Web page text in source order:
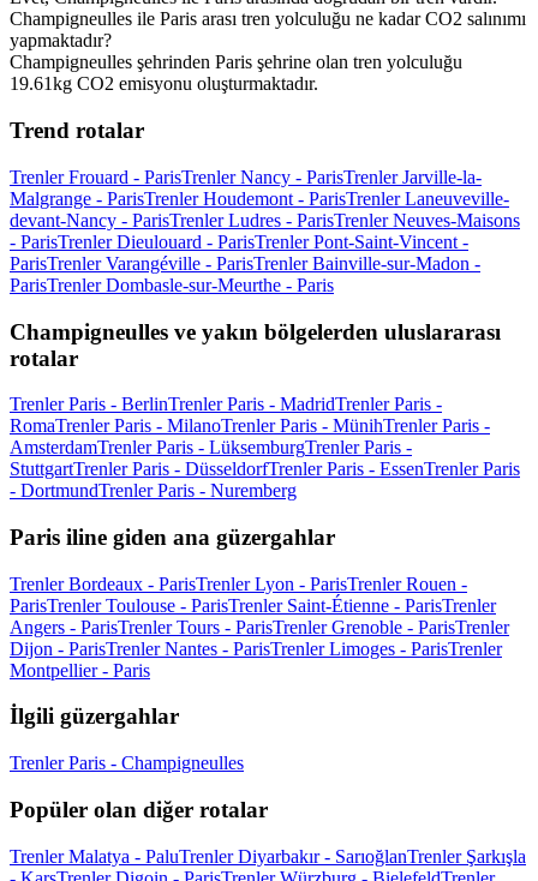
Champigneulles ile Paris arası tren yolculuğu ne kadar CO2 salınımı
yapmaktadır?
Champigneulles şehrinden Paris şehrine olan tren yolculuğu
19.61kg CO2 emisyonu oluşturmaktadır.
Trend rotalar
Trenler Frouard - ParisTrenler Nancy - ParisTrenler Jarville-la-
Malgrange - ParisTrenler Houdemont - ParisTrenler Laneuveville-
devant-Nancy - ParisTrenler Ludres - ParisTrenler Neuves-Maisons
- ParisTrenler Dieulouard - ParisTrenler Pont-Saint-Vincent -
ParisTrenler Varangéville - ParisTrenler Bainville-sur-Madon -
ParisTrenler Dombasle-sur-Meurthe - Paris
Champigneulles ve yakın bölgelerden uluslararası
rotalar
Trenler Paris - BerlinTrenler Paris - MadridTrenler Paris -
RomaTrenler Paris - MilanoTrenler Paris - MünihTrenler Paris -
AmsterdamTrenler Paris - LüksemburgTrenler Paris -
StuttgartTrenler Paris - DüsseldorfTrenler Paris - EssenTrenler Paris
- DortmundTrenler Paris - Nuremberg
Paris iline giden ana güzergahlar
Trenler Bordeaux - ParisTrenler Lyon - ParisTrenler Rouen -
ParisTrenler Toulouse - ParisTrenler Saint-Étienne - ParisTrenler
Angers - ParisTrenler Tours - ParisTrenler Grenoble - ParisTrenler
Dijon - ParisTrenler Nantes - ParisTrenler Limoges - ParisTrenler
Montpellier - Paris
İlgili güzergahlar
Trenler Paris - Champigneulles
Popüler olan diğer rotalar
Trenler Malatya - PaluTrenler Diyarbakır - SarıoğlanTrenler Şarkışla